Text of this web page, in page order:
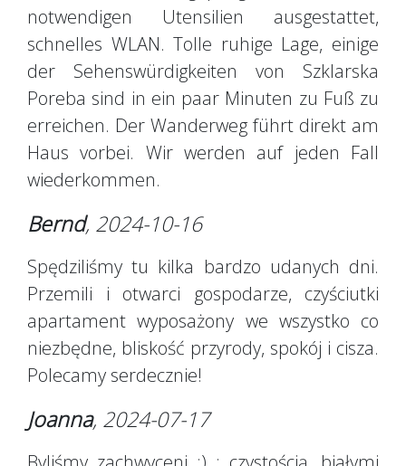
notwendigen Utensilien ausgestattet,
schnelles WLAN. Tolle ruhige Lage, einige
der Sehenswürdigkeiten von Szklarska
Poreba sind in ein paar Minuten zu Fuß zu
erreichen. Der Wanderweg führt direkt am
Haus vorbei. Wir werden auf jeden Fall
wiederkommen.
Bernd, 2024-10-16
Spędziliśmy tu kilka bardzo udanych dni.
Przemili i otwarci gospodarze, czyściutki
apartament wyposażony we wszystko co
niezbędne, bliskość przyrody, spokój i cisza.
Polecamy serdecznie!
Joanna, 2024-07-17